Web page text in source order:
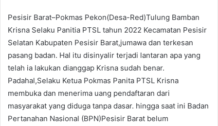
Pesisir Barat–Pokmas Pekon(Desa-Red)Tulung Bamban
Krisna Selaku Panitia PTSL tahun 2022 Kecamatan Pesisir
Selatan Kabupaten Pesisir Barat,jumawa dan terkesan
pasang badan. Hal itu disinyalir terjadi lantaran apa yang
telah ia lakukan dianggap Krisna sudah benar.
Padahal,Selaku Ketua Pokmas Panita PTSL Krisna
membuka dan menerima uang pendaftaran dari
masyarakat yang diduga tanpa dasar. hingga saat ini Badan
Pertanahan Nasional (BPN)Pesisir Barat belum